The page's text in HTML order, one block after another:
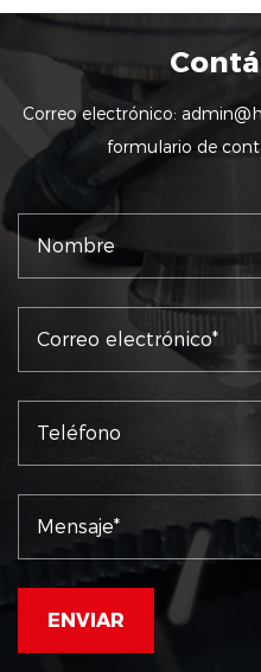
Correo electrónico:
formulario de